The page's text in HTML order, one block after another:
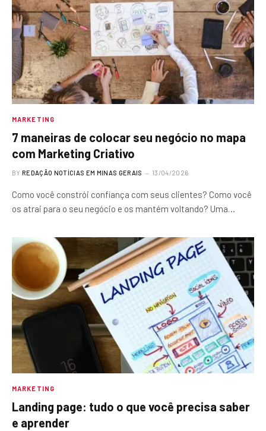
MARKETING
7 maneiras de colocar seu negócio no mapa
com Marketing Criativo
BY REDAÇÃO NOTÍCIAS EM MINAS GERAIS 13/04/2026
‍Como você constrói confiança com seus clientes? Como você
os atrai para o seu negócio e os mantém voltando? Uma…
MARKETING
Landing page: tudo o que você precisa saber
e aprender